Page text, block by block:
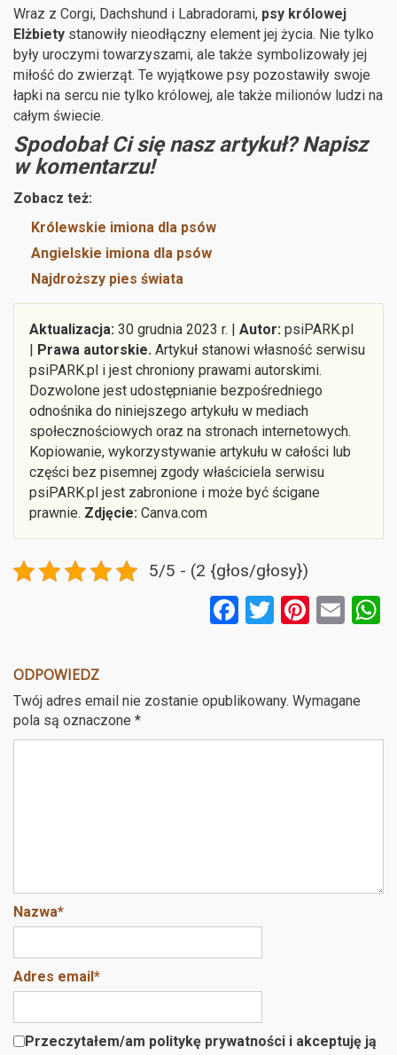
Wraz z Corgi, Dachshund i Labradorami, psy królowej
Elżbiety stanowiły nieodłączny element jej życia. Nie tylko
były uroczymi towarzyszami, ale także symbolizowały jej
miłość do zwierząt. Te wyjątkowe psy pozostawiły swoje
łapki na sercu nie tylko królowej, ale także milionów ludzi na
całym świecie.
Spodobał Ci się nasz artykuł? Napisz
w komentarzu!
Zobacz też:
Królewskie imiona dla psów
Angielskie imiona dla psów
Najdroższy pies świata
Aktualizacja: 30 grudnia 2023 r. | Autor: psiPARK.pl
| Prawa autorskie. Artykuł stanowi własność serwisu
psiPARK.pl i jest chroniony prawami autorskimi.
Dozwolone jest udostępnianie bezpośredniego
odnośnika do niniejszego artykułu w mediach
społecznościowych oraz na stronach internetowych.
Kopiowanie, wykorzystywanie artykułu w całości lub
części bez pisemnej zgody właściciela serwisu
psiPARK.pl jest zabronione i może być ścigane
prawnie. Zdjęcie: Canva.com
5/5 - (2 {głos/głosy})
F
b
o
T
er
Pi
es
E
ODPOWIEDZ
Twój adres email nie zostanie opublikowany. Wymagane
pola są oznaczone *
Nazwa*
Adres email*
Przeczytałem/am politykę prywatności i akceptuję ją